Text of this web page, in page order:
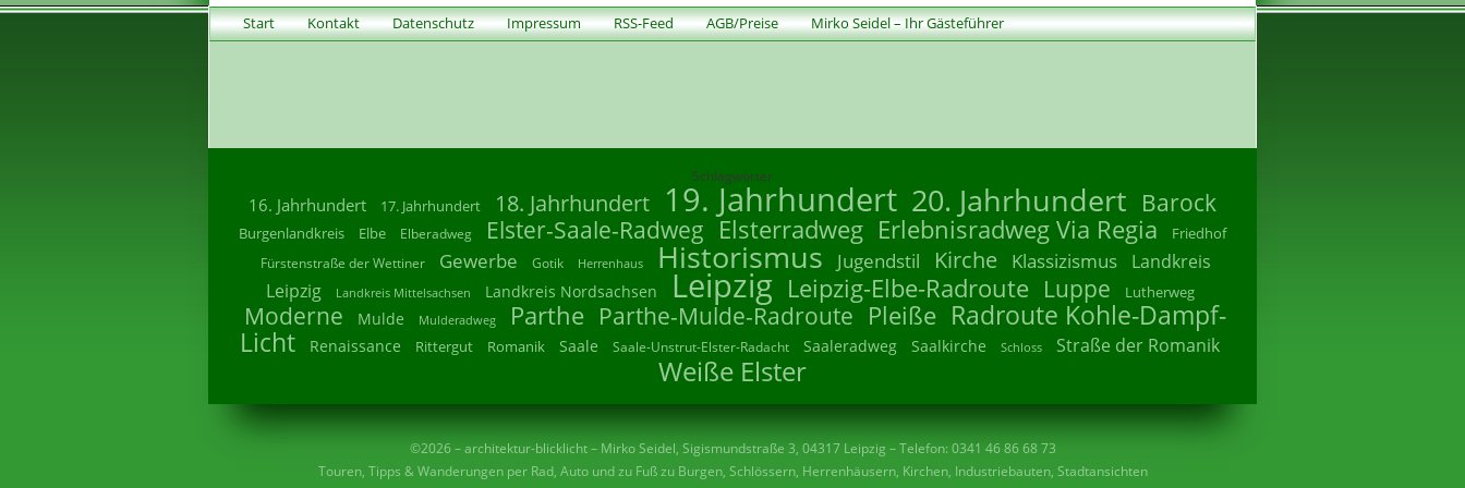
Start Kontakt Datenschutz Impressum RSS-Feed AGB/Preise Mirko Seidel – Ihr Gästeführer
Schlagwörter
16. Jahrhundert 17. Jahrhundert 18. Jahrhundert 19. Jahrhundert 20. Jahrhundert Barock
Burgenlandkreis Elbe Elberadweg Elster-Saale-Radweg Elsterradweg Erlebnisradweg Via Regia Friedhof
Fürstenstraße der Wettiner Gewerbe Gotik Herrenhaus Historismus Jugendstil Kirche Klassizismus
Landkreis
Leipzig
Landkreis Mittelsachsen Landkreis Nordsachsen Leipzig Leipzig-Elbe-Radroute Luppe Lutherweg
Moderne Mulde Mulderadweg Parthe Parthe-Mulde-Radroute Pleiße Radroute Kohle-Dampf-
Licht
Renaissance Rittergut Romanik Saale Saale-Unstrut-Elster-Radacht Saaleradweg Saalkirche Schloss Straße der Romanik
Weiße Elster
©2026 – architektur-blicklicht – Mirko Seidel, Sigismundstraße 3, 04317 Leipzig – Telefon: 0341 46 86 68 73
Touren, Tipps & Wanderungen per Rad, Auto und zu Fuß zu Burgen, Schlössern, Herrenhäusern, Kirchen, Industriebauten, Stadtansichten